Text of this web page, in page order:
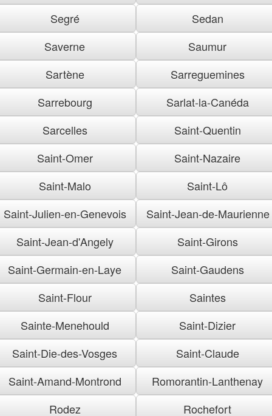
Segré
Sedan
Saverne
Saumur
Sartène
Sarreguemines
Sarrebourg
Sarlat-la-Canéda
Sarcelles
Saint-Quentin
Saint-Omer
Saint-Nazaire
Saint-Malo
Saint-Lô
Saint-Julien-en-Genevois
Saint-Jean-de-Maurienne
Saint-Jean-d'Angely
Saint-Girons
Saint-Germain-en-Laye
Saint-Gaudens
Saint-Flour
Saintes
Sainte-Menehould
Saint-Dizier
Saint-Die-des-Vosges
Saint-Claude
Saint-Amand-Montrond
Romorantin-Lanthenay
Rodez
Rochefort